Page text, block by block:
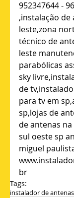
952347644 -
,instalação de
leste,zona
técnico de
leste
parabólicas
sky
de
para tv em
sp,lojas de
de antenas
sul oeste sp
miguel
br
Tags:
instalador de